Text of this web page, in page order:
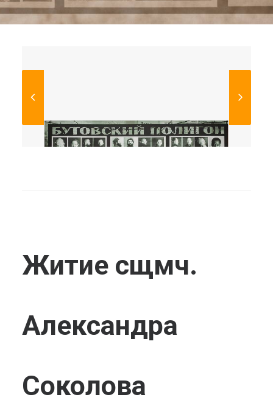
Житие сщмч.
Александра
Соколова